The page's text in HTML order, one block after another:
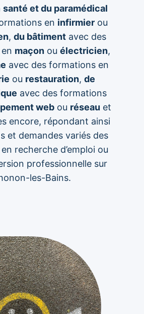
santé et du paramédical
en infirmier ou
, du bâtimentavec des
maçon ou électricien,
avec des formations en
ou restauration, de
avec des formations
web ou réseau et
encore, répondant ainsi
et demandes variés des
recherche d’emploi ou
professionnelle sur
les-Bains.